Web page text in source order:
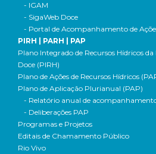
- IGAM
- SigaWeb Doce
- Portal de Acompanhamento de
PIRH | PARH | PAP
Plano Integrado de Recursos Hídricos
Doce (PIRH)
Plano de Ações de Recursos Hídricos
Plano de Aplicação Plurianual (PAP)
- Relatório anual de
- Deliberações PAP
Programas e Projetos
Editais de Chamamento Público
Rio Vivo